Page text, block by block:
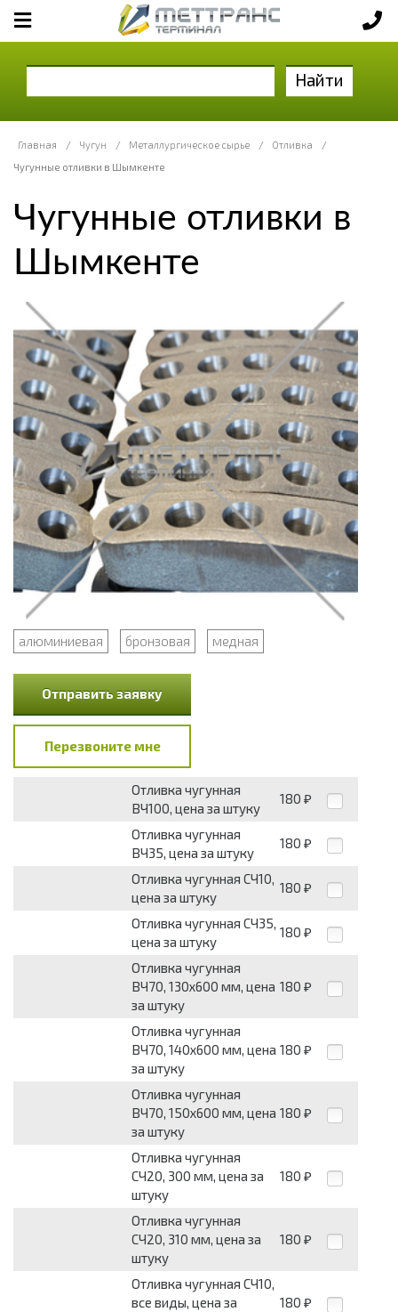
Найти
Главная / Чугун / Металлургическое сырье / Отливка
/
Чугунные отливки в Шымкенте
Чугунные отливки в
Шымкенте
алюминиевая бронзовая медная
Отправить заявку
Перезвоните мне
Отливка чугунная
ВЧ100, цена за штуку
180 ₽
Отливка чугунная
ВЧ35, цена за штуку
180 ₽
Отливка чугунная СЧ10,
цена за штуку
180 ₽
Отливка чугунная СЧ35,
цена за штуку
180 ₽
Отливка чугунная
ВЧ70, 130х600 мм, цена
за штуку
180 ₽
Отливка чугунная
ВЧ70, 140х600 мм, цена
за штуку
180 ₽
Отливка чугунная
ВЧ70, 150х600 мм, цена
за штуку
180 ₽
Отливка чугунная
СЧ20, 300 мм, цена за
штуку
180 ₽
Отливка чугунная
СЧ20, 310 мм, цена за
штуку
180 ₽
Отливка чугунная СЧ10,
все виды, цена за
180 ₽